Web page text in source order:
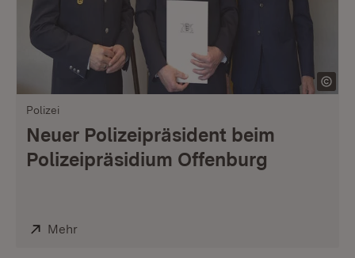
Polizei
Neuer Polizeipräsident beim
Polizeipräsidium Offenburg
Extern:
Mehr(Öffnet in neuem Fenster)